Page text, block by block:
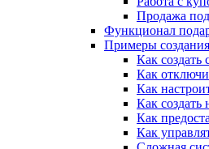
Продажа
Функционал
Примеры
Как создать
Как
Как
Как
Как
Как